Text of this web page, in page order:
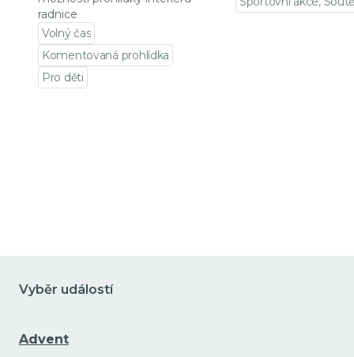
radnice
Volný čas
Komentovaná prohlídka
Pro děti
Vyběr událostí
Advent